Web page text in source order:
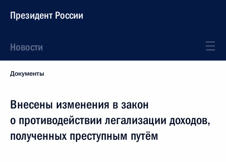
Президент России
Новости
Документы
Внесены изменения в закон
о противодействии легализации доходов,
полученных преступным путём